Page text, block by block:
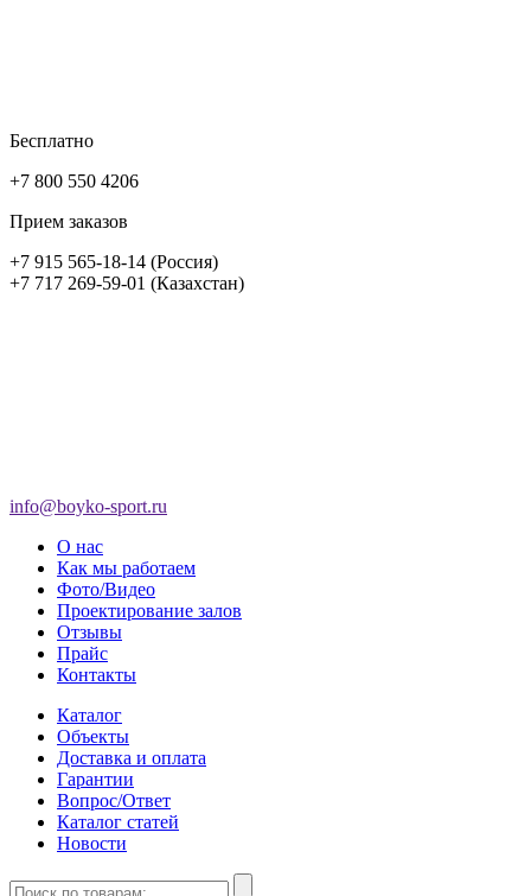
Бесплатно
+7 800 550 4206
Прием заказов
+7 915 565-18-14 (Россия)
+7 717 269-59-01 (Казахстан)
info@boyko-sport.ru
О нас
Как мы работаем
Фото/Видео
Проектирование залов
Отзывы
Прайс
Контакты
Каталог
Объекты
Доставка и оплата
Гарантии
Вопрос/Ответ
Каталог статей
Новости